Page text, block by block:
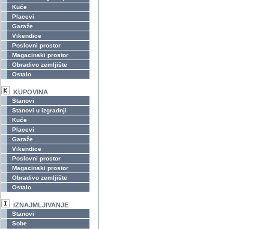
Kuće
Placevi
Garaže
Vikendice
Poslovni prostor
Magacinski prostor
Obradivo zemljište
Ostalo
KUPOVINA
Stanovi
Stanovi u izgradnji
Kuće
Placevi
Garaže
Vikendice
Poslovni prostor
Magacinski prostor
Obradivo zemljište
Ostalo
IZNAJMLJIVANJE
Stanovi
Sobe